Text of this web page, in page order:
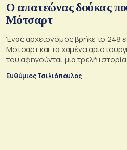
Ο απατεώνας δούκας
Μότσαρτ
Ένας αρχειονόμος βρήκε το 248
Μότσαρτ και τα χαμένα
του αφηγούνται μια τρελή ιστορία
Ευθύμιος Τσιλιόπουλος